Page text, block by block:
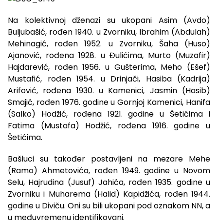
Na kolektivnoj dženazi su ukopani Asim (Avdo)
Buljubašić, rođen 1940. u Zvorniku, Ibrahim (Abdulah)
Mehinagić, rođen 1952. u Zvorniku, Šaha (Huso)
Ajanović, rođena 1928. u Đulićima, Murto (Muzafir)
Hajdarević, rođen 1956. u Gušterima, Meho (Ešef)
Mustafić, rođen 1954. u Drinjači, Hasiba (Kadrija)
Arifović, rođena 1930. u Kamenici, Jasmin (Hasib)
Smajić, rođen 1976. godine u Gornjoj Kamenici, Hanifa
(Salko) Hodžić, rođena 1921. godine u Šetićima i
Fatima (Mustafa) Hodžić, rođena 1916. godine u
Šetićima.
Bašluci su također postavljeni na mezare Mehe
(Ramo) Ahmetovića, rođen 1949. godine u Novom
Selu, Hajrudina (Jusuf) Jahića, rođen 1935. godine u
Zvorniku i Muharema (Halid) Kapidžića, rođen 1944.
godine u Diviču. Oni su bili ukopani pod oznakom NN, a
u međuvremenu identifikovani.